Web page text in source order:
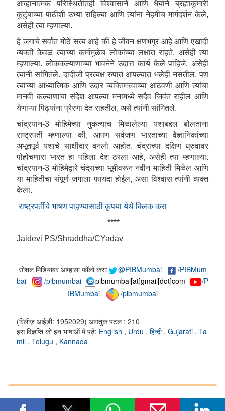
आव्हानात्मक परिस्थितीतही विश्वासाने आणि धैर्याने ब्रह्माकुमारी
कुटुंबाच्या पाठीशी उभ्या राहिल्या आणि त्यांना नेहमीच मार्गदर्शन केले,
असेही त्या म्हणाल्या.
हे जगाचे सर्वात मोठे सत्य आहे की हे जीवन क्षणभंगुर आहे आणि एखादी
व्यक्ती केवळ त्याच्या कर्मामुळेच लोकांच्या लक्षात राहते, असेही त्या
म्हणाल्या. लोककल्याणाच्या भावनेने उदात्त कार्य केले पाहिजे, असेही
त्यांनी सांगितले. दादीजी प्रत्यक्ष रुपात आपल्यात भलेही नसतील, पण
त्यांच्या आध्यात्मिक आणि उदार व्यक्तिमत्त्वाच्या आठवणी आणि त्यांचा
मानवी कल्याणाचा संदेश आपल्या मनामध्ये सदैव जिवंत राहील आणि
येणाऱ्या पिढ्यांना प्रेरणा देत राहतील, असे त्यांनी सांगितले.
चांद्रयान-3 मोहिमेच्या नुकत्याच मिळालेल्या यशाबद्दल बोलताना
राष्ट्रपती म्हणाल्या की, आपण सर्वजण भारताच्या वैज्ञानिकांच्या
अभूतपूर्व यशाचे साक्षीदार बनलो आहोत. चंद्राच्या दक्षिण ध्रुवावर
पोहोचणारा भारत हा पहिला देश ठरला आहे, असेही त्या म्हणाल्या.
चांद्रयान-3 मोहिमेद्वारे चंद्राच्या भूमीवरून नवीन माहिती मिळेल आणि
या माहितीचा संपूर्ण जगाला फायदा होईल, असा विश्वास त्यांनी व्यक्त
केला.
राष्ट्रपतींचे भाषण पाहण्यासाठी कृपया येथे क्लिक करा
****
Jaidevi PS/Shraddha/CYadav
सोशल मिडियावर आम्हाला फॉलो करा: @PIBMumbai /PIBMum
bai
/pibmumbai pibmumbai[at]gmail[dot]com
/P
IBMumbai
/pibmumbai
(रिलीज़ आईडी: 1952029) आगंतुक पटल : 210
इस विज्ञप्ति को इन भाषाओं में पढ़ें: English , Urdu , हिन्दी , Gujarati , Ta
mil , Telugu , Kannada